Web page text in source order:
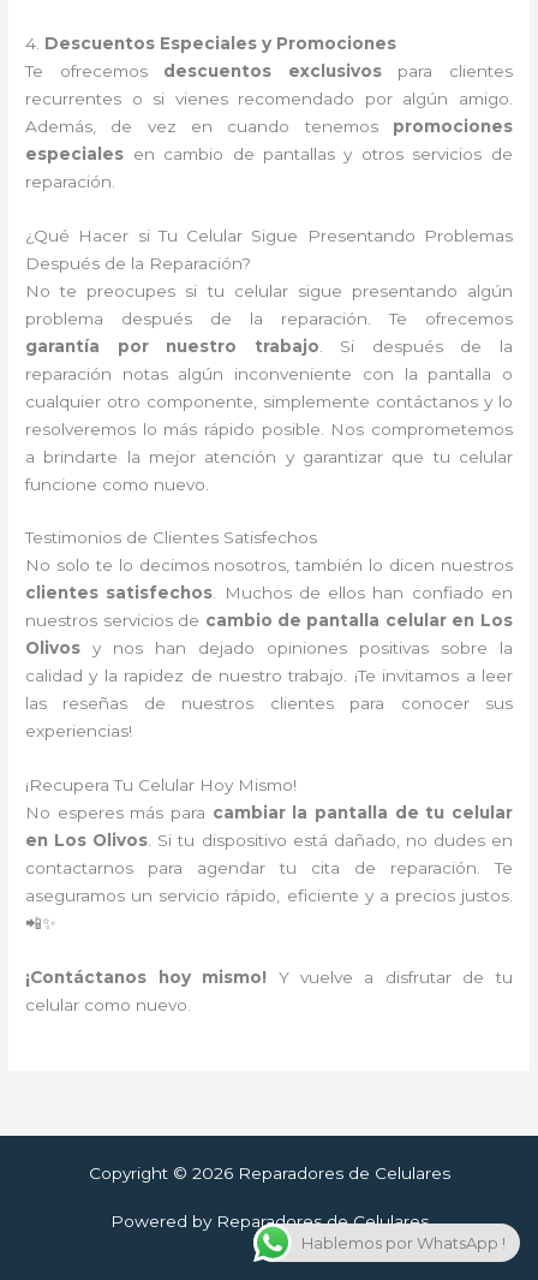
4. Descuentos Especiales y Promociones
Te ofrecemos descuentos exclusivospara clientes
recurrentes o si vienes recomendado por algún amigo.
Además, de vez en cuando tenemos promociones
especiales en cambio de pantallas y otros servicios de
reparación.
¿Qué Hacer si Tu Celular Sigue Presentando Problemas
Después de la Reparación?
No te preocupes si tu celular sigue presentando algún
problema después de la reparación. Te ofrecemos
garantía por nuestro trabajo . Si después de la
reparación notas algún inconveniente con la pantalla o
cualquier otro componente, simplemente contáctanos y lo
resolveremos lo más rápido posible. Nos comprometemos
a brindarte la mejor atención y garantizar que tu celular
funcione como nuevo.
Testimonios de Clientes Satisfechos
No solo te lo decimos nosotros, también lo dicen nuestros
clientes satisfechos. Muchos de ellos han confiado en
nuestros servicios de cambio de pantalla celular en Los
Olivos y nos han dejado opiniones positivas sobre la
calidad y la rapidez de nuestro trabajo. ¡Te invitamos a leer
las reseñas de nuestros clientes para conocer sus
experiencias!
¡Recupera Tu Celular Hoy Mismo!
No esperes más para cambiar la pantalla de tu celular
en Los Olivos. Si tu dispositivo está dañado, no dudes en
contactarnos para agendar tu cita de reparación. Te
aseguramos un servicio rápido, eficiente y a precios justos.
📲✨
¡Contáctanos hoy mismo! Y vuelve a disfrutar de tu
celular como nuevo.
Copyright © 2026 Reparadores de Celulares
Powered by Reparadores de Celulares
Hablemos por WhatsApp !